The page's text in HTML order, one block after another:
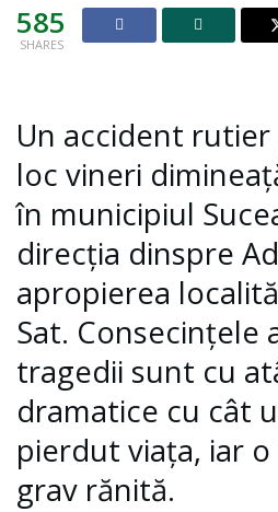
585
SHARES
Un accident rutier
loc vineri
în municipiul
direcția dinspre
apropierea
Sat. Consecințele
tragedii sunt cu
dramatice cu cât
pierdut viața, iar
grav rănită.